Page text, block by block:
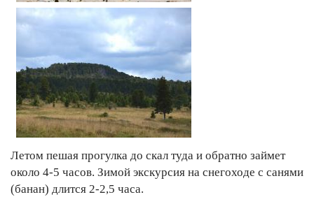
Летом пешая прогулка до скал туда и обратно займет
около 4-5 часов. Зимой экскурсия на снегоходе с санями
(банан) длится 2-2,5 часа.